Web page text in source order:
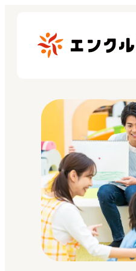
保育園・幼稚園を探す
地図から探す
地域から探す